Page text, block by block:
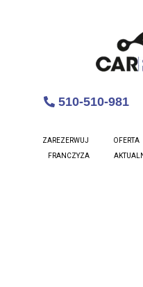
510-510-981
ZAREZERWUJ OFERTA
FRANCZYZA
Ford Mondeo Kombi